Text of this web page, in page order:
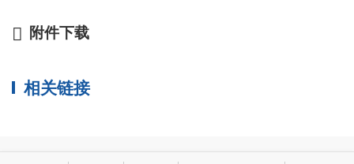
附件下载
相关链接